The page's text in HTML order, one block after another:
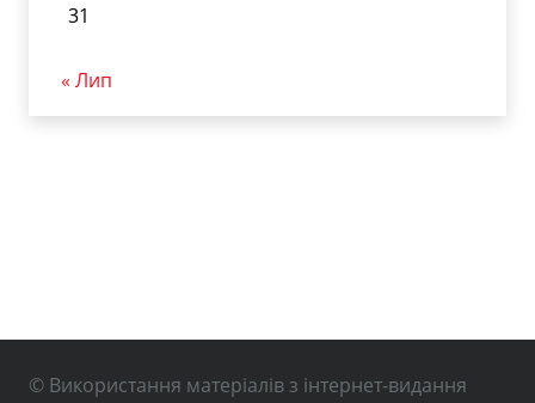
31
« Лип
© Використання матеріалів з інтернет-видання